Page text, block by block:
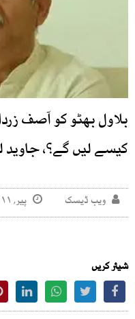
بلاول بھٹو کو آصف
کیسے لیں گے؟،
ویب ڈیسک پیر, ۱۱ دسمبر ۲۰۲۳
شیئر کریں